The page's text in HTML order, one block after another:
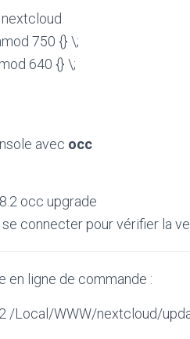
750 {} \;
640 {} \;
avec occ
occ upgrade
connecter pour vérifier la
en ligne de commande :
/Local/WWW/nextcloud/